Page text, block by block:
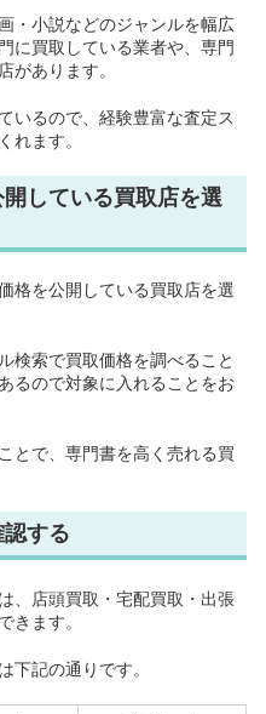
・小説などのジャンルを幅広
に買取している業者や、専門
があります。
いるので、経験豊富な査定ス
れます。
している買取店を選
格を公開している買取店を選
検索で買取価格を調べること
るので対象に入れることをお
とで、専門書を高く売れる買
する
、店頭買取・宅配買取・出張
きます。
下記の通りです。